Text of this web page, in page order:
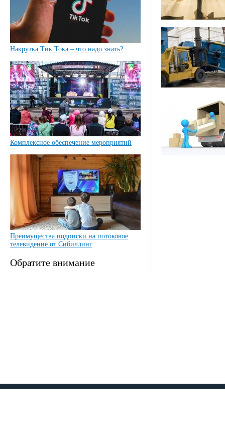
Накрутка Тик Тока – что надо знать?
Комплексное обеспечение мероприятий
Преимущества подписки на потоковое
телевидение от Сибиллинг
Обратите внимание